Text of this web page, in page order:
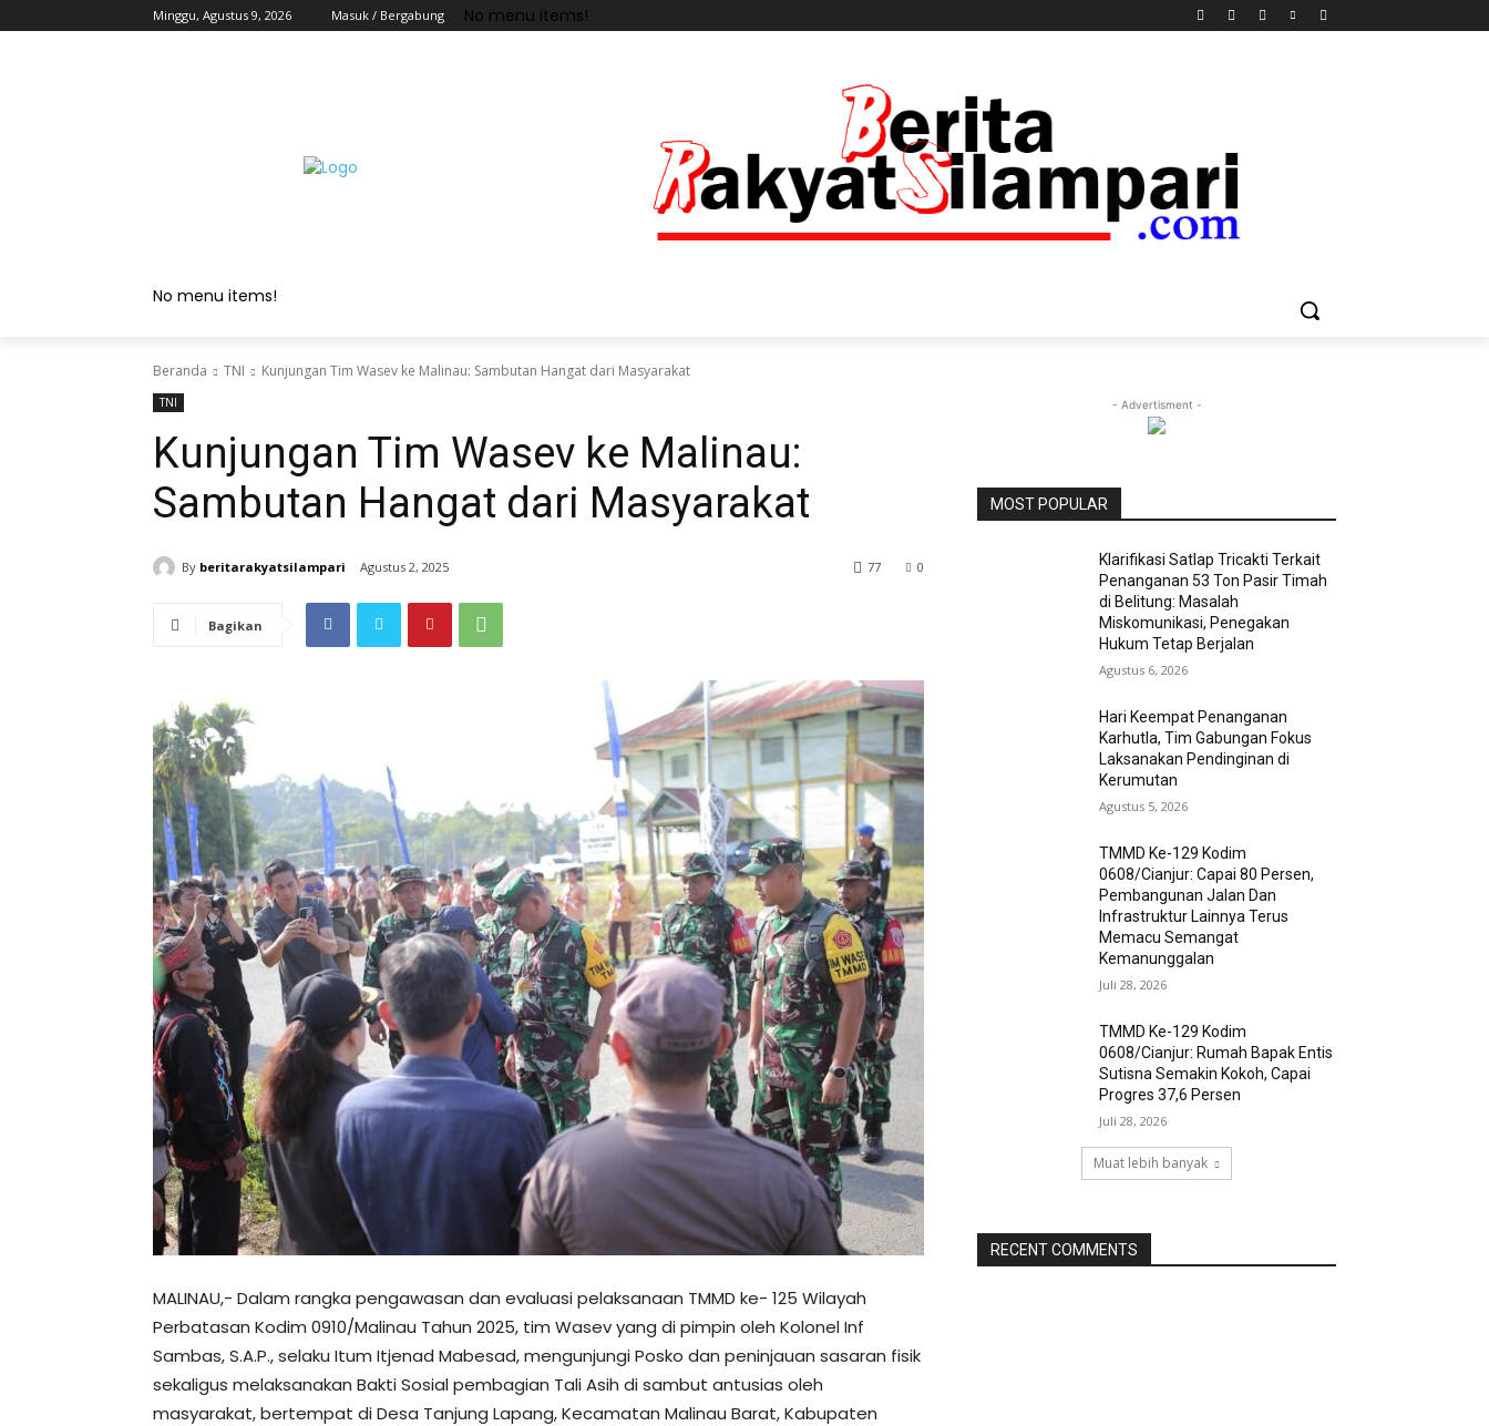
Minggu, Agustus 9, 2026 Masuk / Bergabung No menu items!
No menu items!
Beranda TNI Kunjungan Tim Wasev ke Malinau: Sambutan Hangat dari Masyarakat
TNI
Kunjungan Tim Wasev ke Malinau:
Sambutan Hangat dari Masyarakat
By beritarakyatsilampari Agustus 2, 2025 0
77
Bagikan
MALINAU,- Dalam rangka pengawasan dan evaluasi pelaksanaan TMMD ke- 125 Wilayah
Perbatasan Kodim 0910/Malinau Tahun 2025, tim Wasev yang di pimpin oleh Kolonel Inf
Sambas, S.A.P., selaku Itum Itjenad Mabesad, mengunjungi Posko dan peninjauan sasaran fisik
sekaligus melaksanakan Bakti Sosial pembagian Tali Asih di sambut antusias oleh
masyarakat, bertempat di Desa Tanjung Lapang, Kecamatan Malinau Barat, Kabupaten
- Advertisment -
MOST POPULAR
Klarifikasi Satlap Tricakti Terkait
Penanganan 53 Ton Pasir Timah
di Belitung: Masalah
Miskomunikasi, Penegakan
Hukum Tetap Berjalan
Agustus 6, 2026
Hari Keempat Penanganan
Karhutla, Tim Gabungan Fokus
Laksanakan Pendinginan di
Kerumutan
Agustus 5, 2026
TMMD Ke-129 Kodim
0608/Cianjur: Capai 80 Persen,
Pembangunan Jalan Dan
Infrastruktur Lainnya Terus
Memacu Semangat
Kemanunggalan
Juli 28, 2026
TMMD Ke-129 Kodim
0608/Cianjur: Rumah Bapak Entis
Sutisna Semakin Kokoh, Capai
Progres 37,6 Persen
Juli 28, 2026
Muat lebih banyak
RECENT COMMENTS